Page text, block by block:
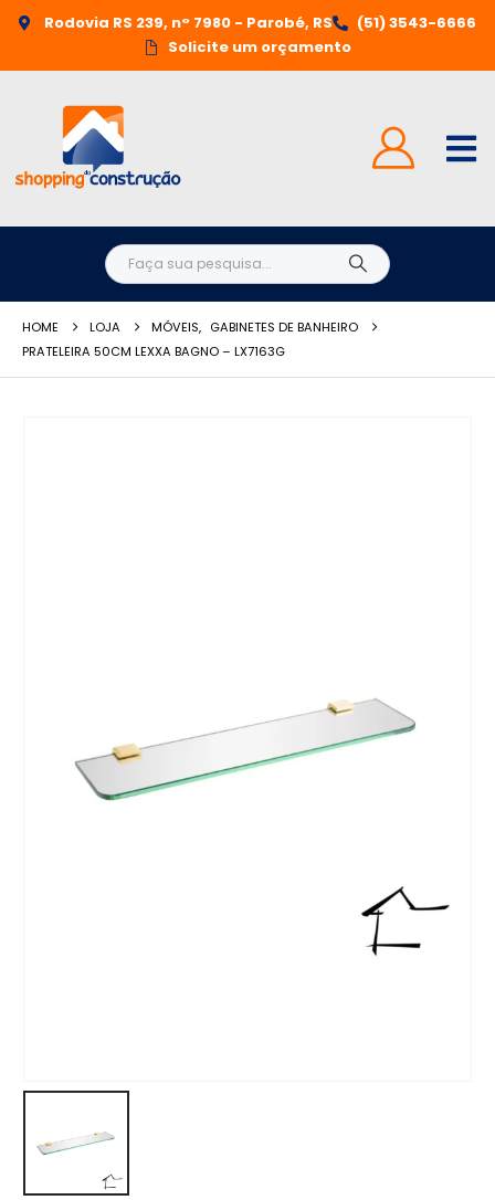
Rodovia RS 239, n° 7980 - Parobé, RS
(51) 3543-6666
Solicite um orçamento
HOME LOJA MÓVEIS, GABINETES DE BANHEIRO
PRATELEIRA 50CM LEXXA BAGNO – LX7163G